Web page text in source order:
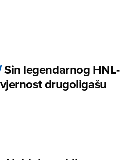
Sin legendarnog HNL-
drugoligašu